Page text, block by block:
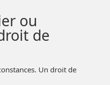
ou
de
Un droit de